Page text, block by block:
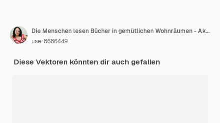
Die Menschen lesen Bücher in gemütlichen Wohnräumen - Aktivitäten zu Hause und Konzept für Literaturfans, Mann und Frau, Studenten lesen und lernen
user8686449
Diese Vektoren könnten dir auch gefallen